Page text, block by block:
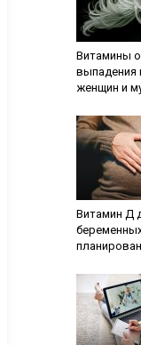
Витамины
выпадения
женщин и
Витамин Д